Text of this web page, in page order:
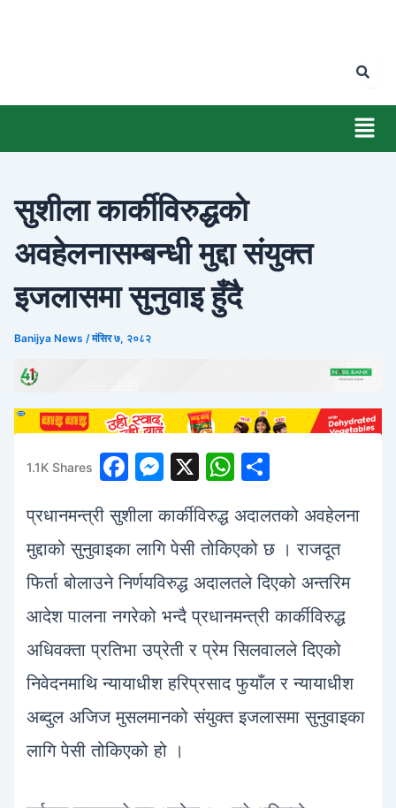
सुशीला कार्कीविरुद्धकाे
अवहेलनासम्बन्धी मुद्दा संयुक्त
इजलासमा सुनुवाइ हुँदै
Banijya News /मंसिर ७, २०८२
1.1K Shares
F
c
e
b
o
o
k
M
s
s
e
n
g
er
X
W
at
s
A
p
p
ar
e
प्रधानमन्त्री सुशीला कार्कीविरुद्ध अदालतको अवहेलना
मुद्दाको सुनुवाइका लागि पेसी तोकिएको छ । राजदूत
फिर्ता बोलाउने निर्णयविरुद्ध अदालतले दिएको अन्तरिम
आदेश पालना नगरेको भन्दै प्रधानमन्त्री कार्कीविरुद्ध
अधिवक्ता प्रतिभा उप्रेती र प्रेम सिलवालले दिएको
निवेदनमाथि न्यायाधीश हरिप्रसाद फुयाँल र न्यायाधीश
अब्दुल अजिज मुसलमानको संयुक्त इजलासमा सुनुवाइका
लागि पेसी तोकिएको हो ।